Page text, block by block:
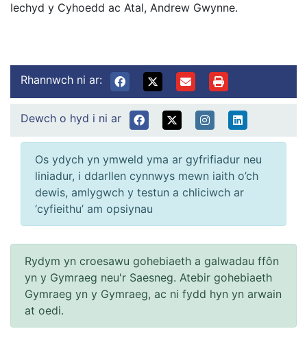
Iechyd y Cyhoedd ac Atal, Andrew Gwynne.
Rhannwch ni ar:
Dewch o hyd i ni ar
Os ydych yn ymweld yma ar gyfrifiadur neu
liniadur, i ddarllen cynnwys mewn iaith o’ch
dewis, amlygwch y testun a chliciwch ar
‘cyfieithu’ am opsiynau
Rydym yn croesawu gohebiaeth a galwadau ffôn
yn y Gymraeg neu'r Saesneg. Atebir gohebiaeth
Gymraeg yn y Gymraeg, ac ni fydd hyn yn arwain
at oedi.